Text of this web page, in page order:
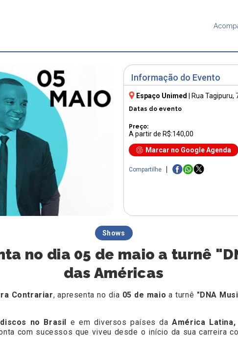
Informação do Evento
Espaço Unimed Rua Tagipuru,
Datas do evento
Preço:
A partir de R$:140,00
Marcar no Google Agenda
Compartilhe
Shows
no dia 05 de maio a turnê
das Américas
Contrariar, apresenta no dia 05 de maio a turnê "DNA
no Brasil e em diversos países daAmérica
com sucessos que viveu desde o início da sua carreira